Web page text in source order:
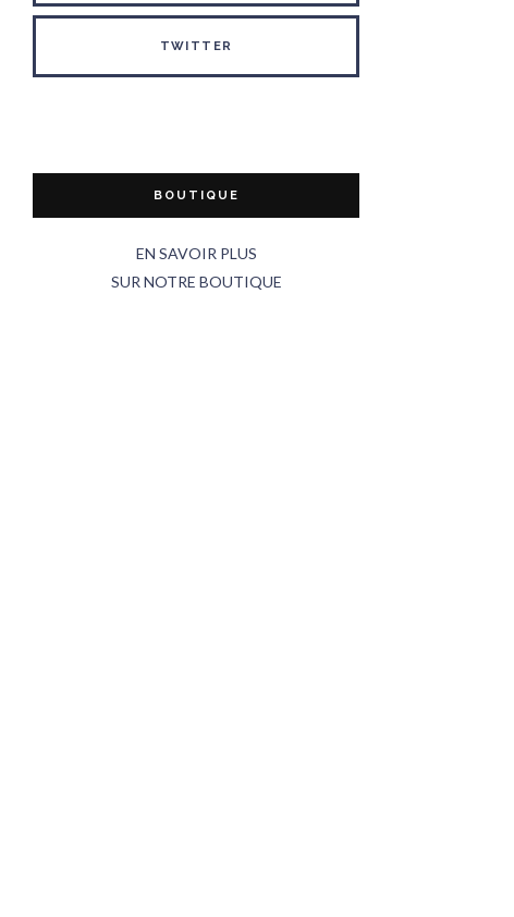
TWITTER
BOUTIQUE
EN SAVOIR PLUS
SUR NOTRE BOUTIQUE